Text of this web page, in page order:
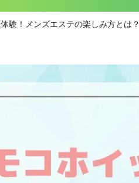
験！メンズエステの楽しみ方とは？